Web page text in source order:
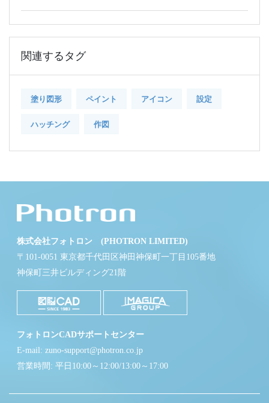
関連するタグ
塗り図形 ペイント アイコン 設定
ハッチング 作図
株式会社フォトロン (PHOTRON LIMITED)
〒101-0051 東京都千代田区神田神保町一丁目105番地
神保町三井ビルディング21階
フォトロンCADサポートセンター
E-mail: zuno-support@photron.co.jp
営業時間: 平日10:00～12:00/13:00～17:00